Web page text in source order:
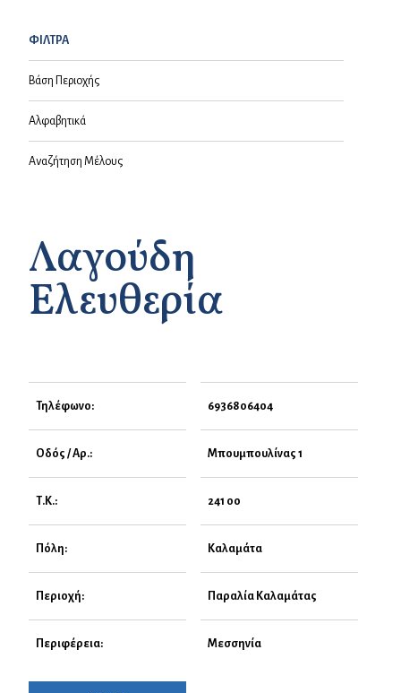
ΦΙΛΤΡΑ
Βάση Περιοχής
Αλφαβητικά
Αναζήτηση Μέλους
Λαγούδη
Ελευθερία
Τηλέφωνο: 6936806404
Οδός / Αρ.: Μπουμπουλίνας 1
Τ.Κ.: 241 00
Πόλη: Καλαμάτα
Περιοχή: Παραλία Καλαμάτας
Περιφέρεια: Μεσσηνία